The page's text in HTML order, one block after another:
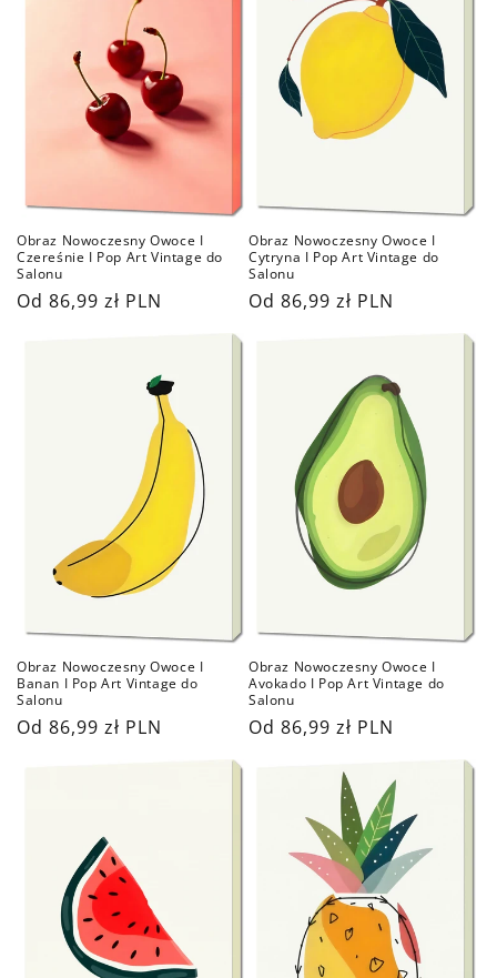
Obraz Nowoczesny Owoce I
Czereśnie I Pop Art Vintage do
Salonu
Cena
Od 86,99 zł PLN
Obraz Nowoczesny Owoce I
Cytryna I Pop Art Vintage do
Salonu
Cena
Od 86,99 zł PLN
Obraz Nowoczesny Owoce I
Banan I Pop Art Vintage do
Salonu
Cena
Od 86,99 zł PLN
Obraz Nowoczesny Owoce I
Avokado I Pop Art Vintage do
Salonu
Cena
Od 86,99 zł PLN